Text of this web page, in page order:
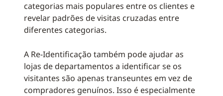
categorias mais populares entre os clientes e
revelar padrões de visitas cruzadas entre
diferentes categorias.
A Re-Identificação também pode ajudar as
lojas de departamentos a identificar se os
visitantes são apenas transeuntes em vez de
compradores genuínos. Isso é especialmente